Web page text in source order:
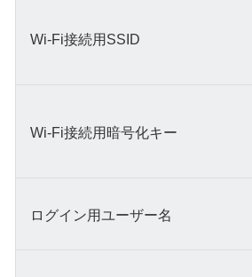
Wi-Fi接続用SSID
Wi-Fi接続用暗号化キー
ログイン用ユーザー名